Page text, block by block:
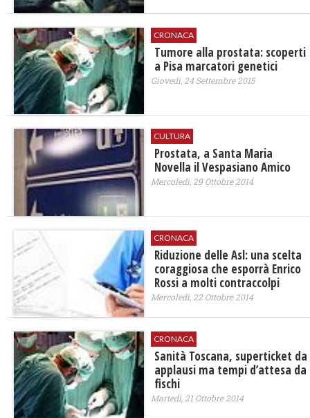
CRONACA
Tumore alla prostata: scoperti
a Pisa marcatori genetici
Giovedì, 24 Settembre 2015
CULTURA
Prostata, a Santa Maria
Novella il Vespasiano Amico
Mercoledì, 29 Ottobre 2014
CRONACA
Riduzione delle Asl: una scelta
coraggiosa che esporrà Enrico
Rossi a molti contraccolpi
Mercoledì, 22 Ottobre 2014
CRONACA
Sanità Toscana, superticket da
applausi ma tempi d’attesa da
fischi
Martedì, 21 Ottobre 2014